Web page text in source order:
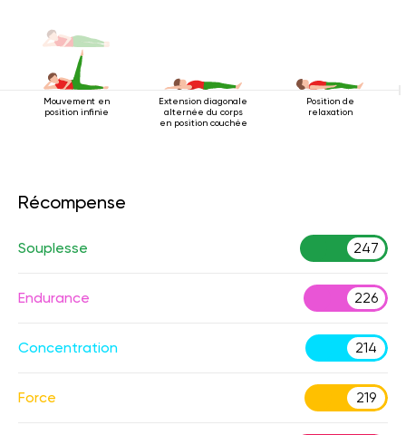
Mouvement en
position infinie
Extension diagonale
alternée du corps
en position couchée
Position de
relaxation
Récompense
Souplesse 247
Endurance 226
Concentration 214
Force 219